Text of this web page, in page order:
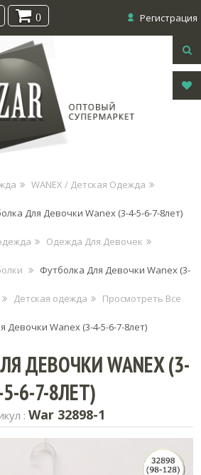
Регистрация
0
WANEX / Детская Одежда
Для Девочки Wanex (3-4-5-6-7-8лет)
Одежда Для Девочек
Футболка Для Девочки Wanex (3-
Детская одежда Просмотреть Все
Девочки Wanex (3-4-5-6-7-8лет)
ДЕВОЧКИ WANEX (3-
6-7-8ЛЕТ)
: War 32898-1